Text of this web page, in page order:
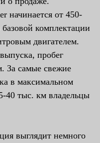
начинается от 450-
комплектации
двигателем.
пробег
За самые свежие
в максимальном
40 тыс. км владельцы
выглядит немного